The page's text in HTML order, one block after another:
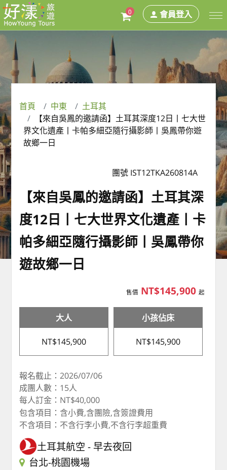
0 會員登入
首頁 中東
土耳其
【來自吳鳳的邀請函】土耳其深度12日丨七大世
界文化遺產丨卡帕多細亞隨行攝影師丨吳鳳帶你遊
故鄉一日
團號 IST12TKA260814A
【來自吳鳳的邀請函】土耳其深
度12日丨七大世界文化遺產丨卡
帕多細亞隨行攝影師丨吳鳳帶你
遊故鄉一日
售價 NT$145,900 起
大人
NT$145,900
小孩佔床
NT$145,900
報名截止：2026/07/06
成團人數：15人
每人訂金：NT$40,000
包含項目：含小費,含團險,含簽證費用
不含項目：不含行李小費,不含行李超重費
土耳其航空
早去夜回
台北-桃園機場